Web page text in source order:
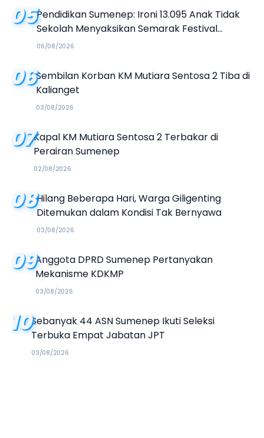
05Pendidikan Sumenep: Ironi 13.095 Anak Tidak
Sekolah Menyaksikan Semarak Festival
Kalender Event 2026
06/08/2026
06Sembilan Korban KM Mutiara Sentosa 2 Tiba di
Kalianget
03/08/2026
07Kapal KM Mutiara Sentosa 2 Terbakar di
Perairan Sumenep
02/08/2026
08Hilang Beberapa Hari, Warga Giligenting
Ditemukan dalam Kondisi Tak Bernyawa
03/08/2026
09Anggota DPRD Sumenep Pertanyakan
Mekanisme KDKMP
03/08/2026
10Sebanyak 44 ASN Sumenep Ikuti Seleksi
Terbuka Empat Jabatan JPT
03/08/2026